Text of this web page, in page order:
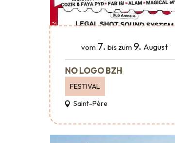
vom 7. bis zum 9. August
NO LOGO BZH
FESTIVAL
Saint-Père